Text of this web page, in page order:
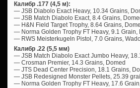
Калибр .177 (4,5 м):
— JSB Diabolo Exact Heavy, 10.34 Grains,
— JSB Match Diabolo Exact, 8.4 Grains,
— H&N Field Target Trophy, 8.64 Grains,
— Norma Golden Trophy FT Heavy, 9.1 Grain,
— RWS Meisterkugeln Pistol, 7.0 Grains,
Калибр .22 (5,5 мм)
— JSB Match Diabolo Exact Jumbo Heavy,
— Crosman Premier, 14.3 Grains, Domed
— JTS Dead Center Precision, 18.1 Grains,
— JSB Redesigned Monster Pellets, 25.39
— Norma Golden Trophy FT Heavy, 17.6